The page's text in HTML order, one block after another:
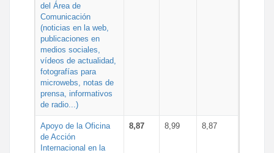
del Área de
Comunicación
(noticias en la web,
publicaciones en
medios sociales,
vídeos de actualidad,
fotografías para
microwebs, notas de
prensa, informativos
de radio...)
Apoyo de la Oficina
de Acción
Internacional en la
8,87 8,99 8,87